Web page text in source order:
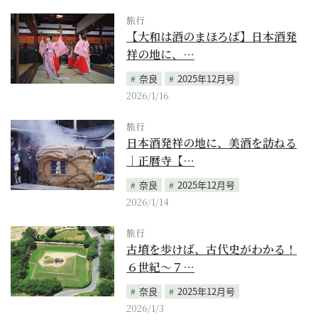
旅行
【大和は酒のまほろば】日本酒発
祥の地に、…
奈良
2025年12月号
2026/1/16
旅行
日本酒発祥の地に、美酒を訪ねる
｜正暦寺【…
奈良
2025年12月号
2026/1/14
旅行
古墳を歩けば、古代史がわかる！
６世紀～７…
奈良
2025年12月号
2026/1/3